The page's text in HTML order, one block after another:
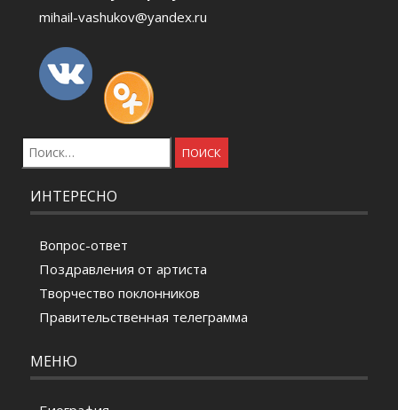
mihail-vashukov@yandex.ru
Найти:
ИНТЕРЕСНО
Вопрос-ответ
Поздравления от артиста
Творчество поклонников
Правительственная телеграмма
МЕНЮ